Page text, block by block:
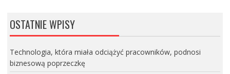
OSTATNIE WPISY
Technologia, która miała odciążyć pracowników, podnosi
biznesową poprzeczkę